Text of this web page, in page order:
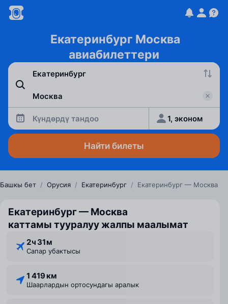
Екатеринбург Москва
авиабилеттери
Күндөрдү тандоо 1, эконом
Найти билеты
Башкы бет / Орусия / Екатеринбург / Екатеринбург — Москва
Екатеринбург — Москва
каттамы тууралуу жалпы маалымат
2 ⁠ч 31 ⁠м
Сапар убактысы
1 419 км
Шаарлардын ортосундагы аралык